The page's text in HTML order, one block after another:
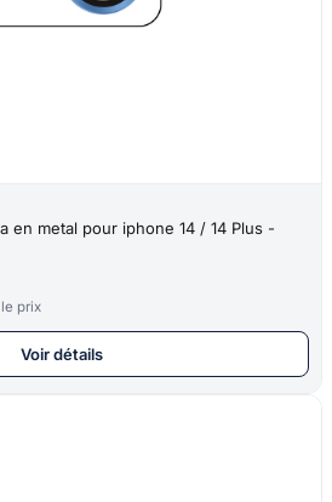
en metal pour iphone 14 / 14 Plus -
prix
Voir détails